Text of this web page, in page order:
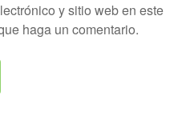
y sitio web en este
haga un comentario.